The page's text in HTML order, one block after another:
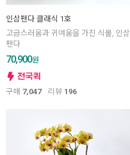
인삼팬다 클래식 1호
고급스러움과 귀여움을 가진 식물, 인삼
팬다
70,900원
구매 7,047 리뷰 196